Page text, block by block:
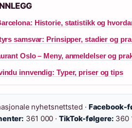
Historie, statistikk og
samsvar: Prinsipper, stadier og
Oslo – Meny, anmeldelser og
innvendig: Typer, priser og tips
nyhetsnettsted · Facebook-
361 000 ·TikTok-følgere: 360